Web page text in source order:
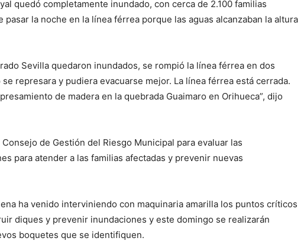
quedó completamente inundado, con cerca de 2.100 familias
pasar la noche en la línea férrea porque las aguas alcanzaban la altura
Sevilla quedaron inundados, se rompió la línea férrea en dos
represara y pudiera evacuarse mejor. La línea férrea está cerrada.
de madera en la quebrada Guaimaro en Orihueca”, dijo
de Gestión del Riesgo Municipal para evaluar las
para atender a las familias afectadas y prevenir nuevas
ha venido interviniendo con maquinaria amarilla los puntos críticos
diques y prevenir inundaciones y este domingo se realizarán
boquetes que se identifiquen.